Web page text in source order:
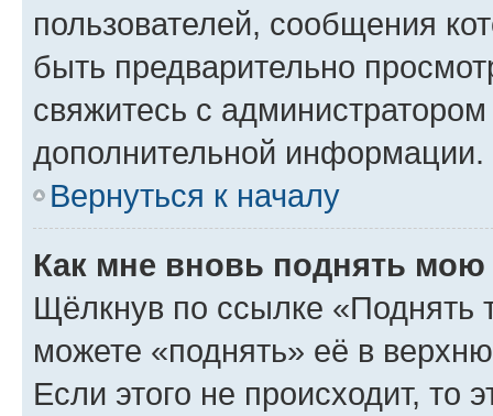
пользователей, сообщения
быть предварительно
свяжитесь с
дополнительной информации.
Вернуться к началу
Как мне вновь поднять мою
Щёлкнув по ссылке «Поднять
можете «поднять» её в
Если этого не происходит, то